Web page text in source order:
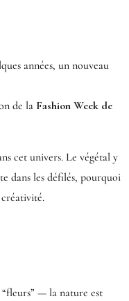
années, un nouveau
de la Fashion Week de
cet univers. Le végétal y
dans les défilés, pourquoi
“fleurs” — la nature est